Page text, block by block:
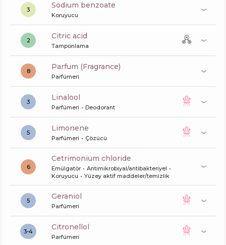
3 sodium benzoate
Koruyucu
2 citric acid
Tamponlama
8 Parfum (Fragrance)
Parfümeri
3 linalool
Parfümeri Deodorant
5 limonene
Parfümeri Çözücü
6
cetrimonium chloride
Emülgatör
Antimikrobiyal/antibakteriyel
Koruyucu
Yüzey aktif maddeler/temizlik
5 geraniol
Parfümeri
3-4 citronellol
Parfümeri